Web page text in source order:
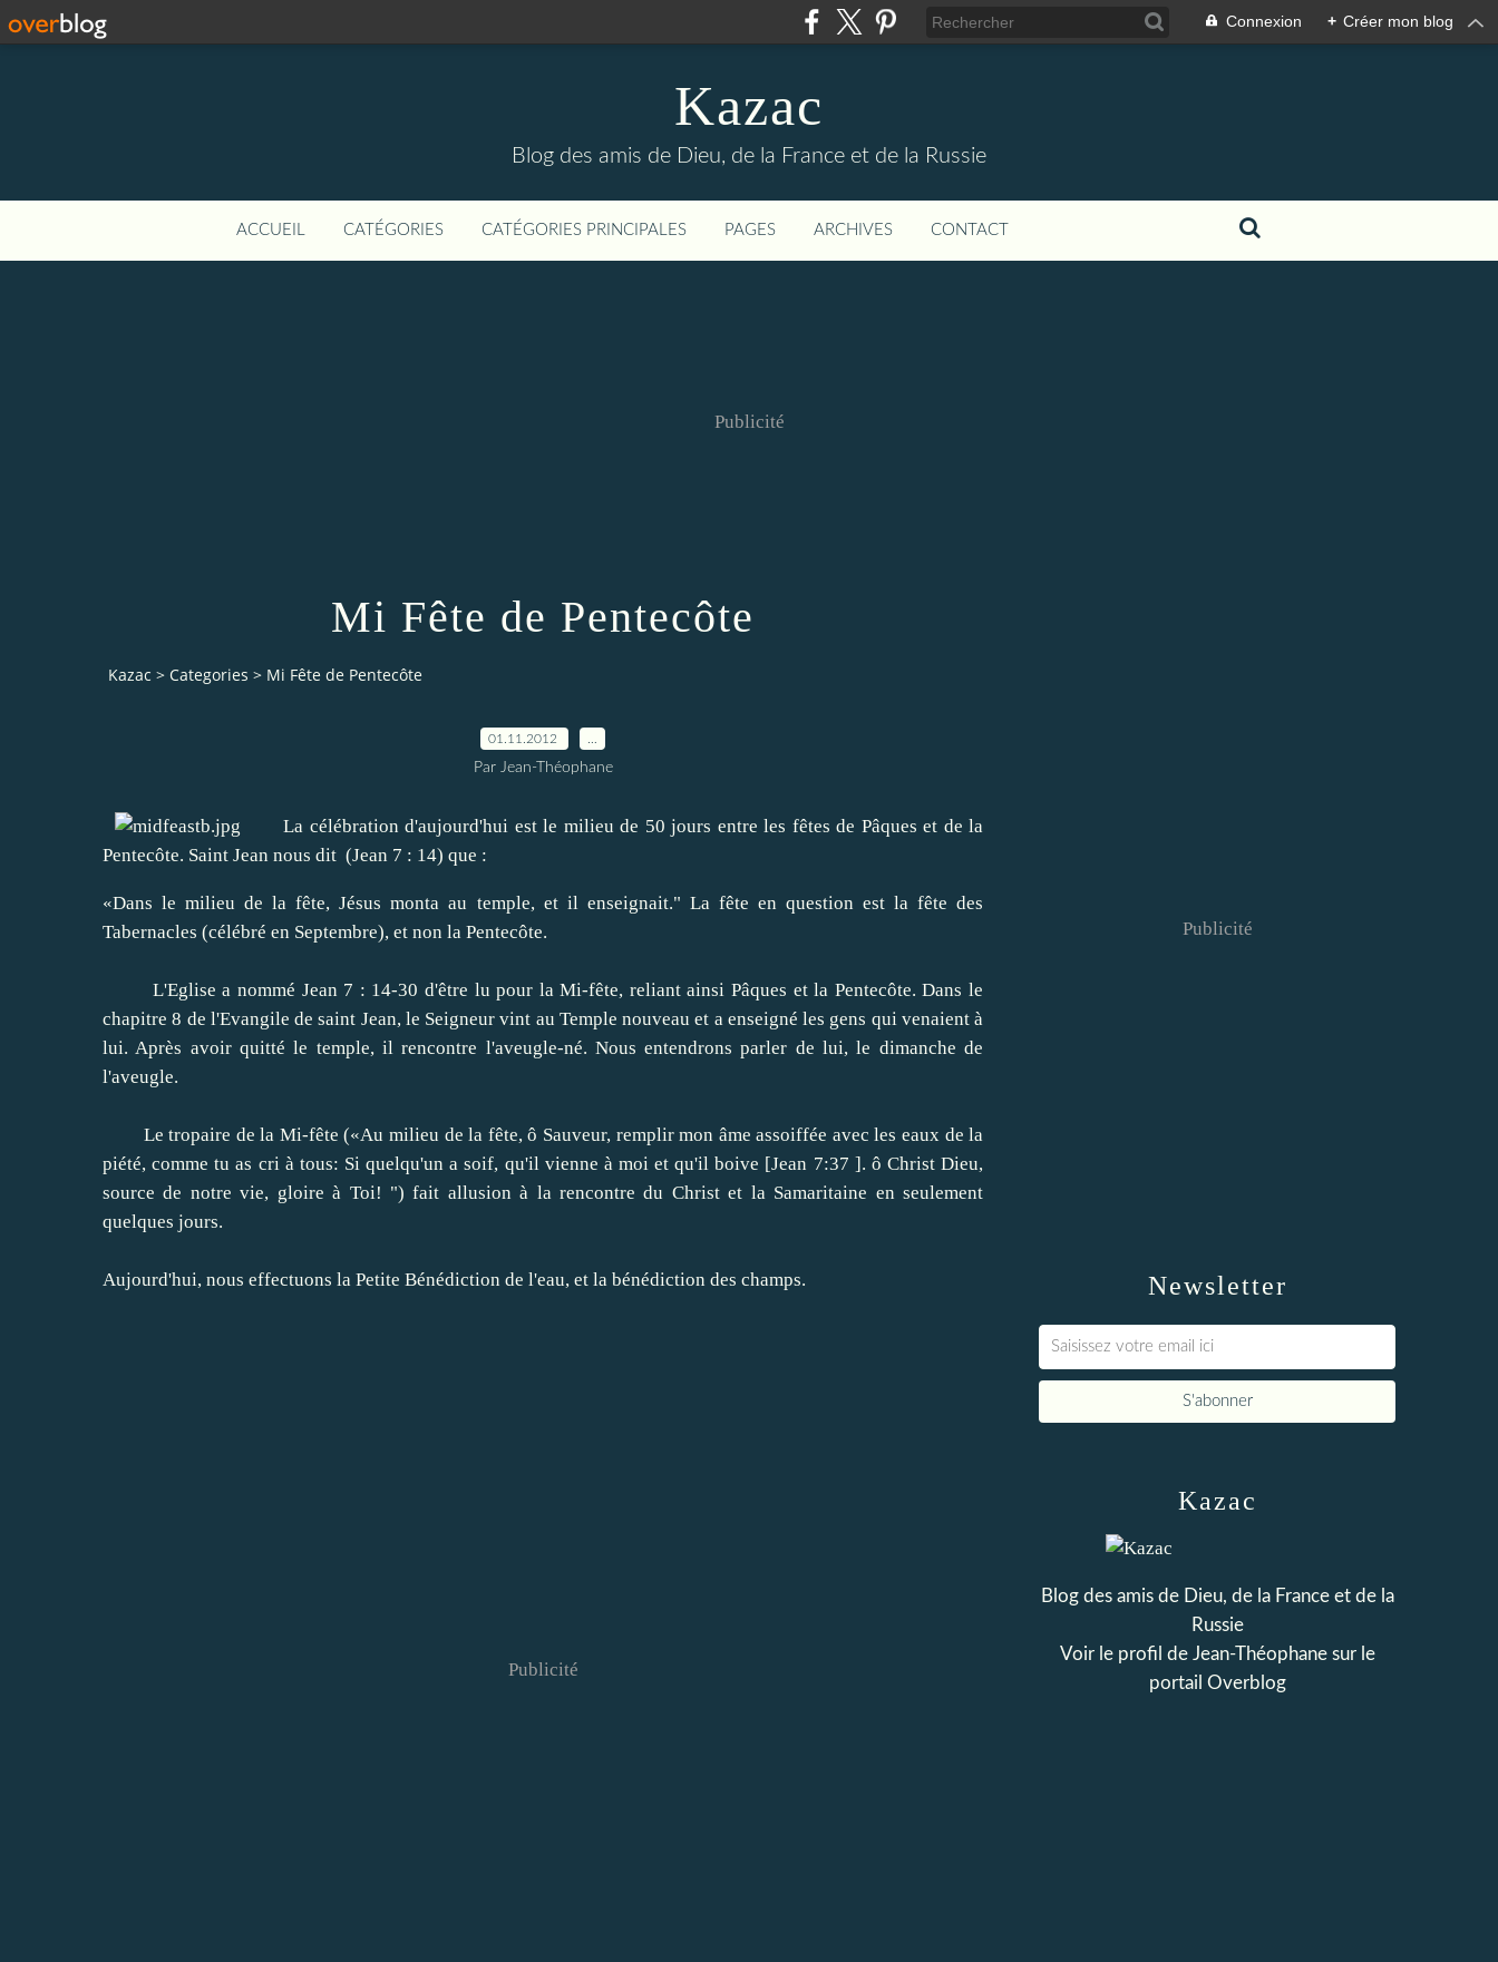
Connexion + Créer mon blog
Kazac
Blog des amis de Dieu, de la France et de la Russie
ACCUEIL CATÉGORIES CATÉGORIES PRINCIPALES PAGES ARCHIVES CONTACT
Publicité
Mi Fête de Pentecôte
Kazac > Categories > Mi Fête de Pentecôte
01.11.2012
Par Jean-Théophane
La célébration d'aujourd'hui est le milieu de 50 jours entre les fêtes de Pâques et de la
Pentecôte. Saint Jean nous dit (Jean 7 : 14) que :
«Dans le milieu de la fête, Jésus monta au temple, et il enseignait." La fête en question est la fête des
Tabernacles (célébré en Septembre), et non la Pentecôte.
L'Eglise a nommé Jean 7 : 14-30 d'être lu pour la Mi-fête, reliant ainsi Pâques et la Pentecôte. Dans le
chapitre 8 de l'Evangile de saint Jean, le Seigneur vint au Temple nouveau et a enseigné les gens qui venaient à
lui. Après avoir quitté le temple, il rencontre l'aveugle-né. Nous entendrons parler de lui, le dimanche de
l'aveugle.
Le tropaire de la Mi-fête («Au milieu de la fête, ô Sauveur, remplir mon âme assoiffée avec les eaux de la
piété, comme tu as cri à tous: Si quelqu'un a soif, qu'il vienne à moi et qu'il boive [Jean 7:37 ]. ô Christ Dieu,
source de notre vie, gloire à Toi ! ") fait allusion à la rencontre du Christ et la Samaritaine en seulement
quelques jours.
Aujourd'hui, nous effectuons la Petite Bénédiction de l'eau, et la bénédiction des champs.
Publicité
Newsletter
Publicité
Kazac
Blog des amis de Dieu, de la France et de la
Russie
Voir le profil de Jean-Théophanesur le
portail Overblog